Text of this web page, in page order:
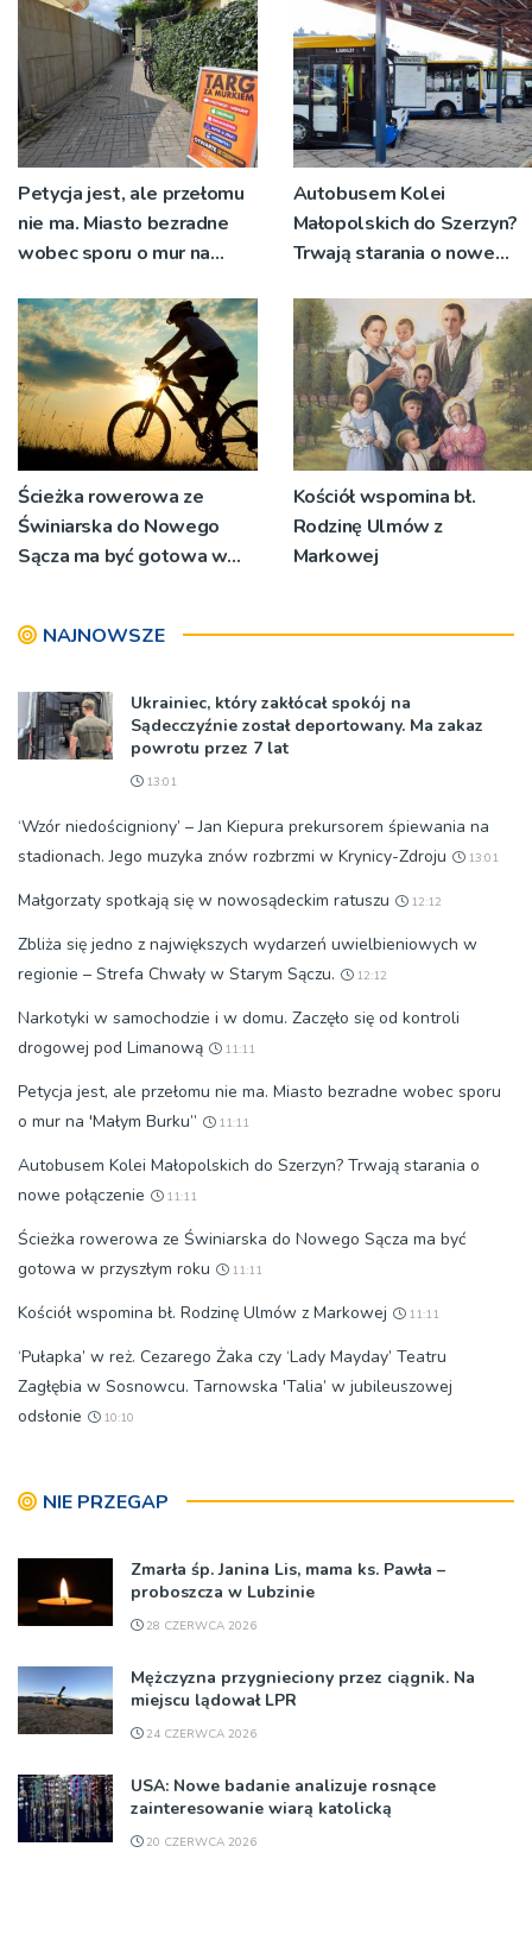
Starym Sączu.
Petycja jest, ale przełomu
nie ma. Miasto bezradne
wobec sporu o mur na
Autobusem Kolei
Małopolskich do Szerzyn?
Trwają starania o nowe
Ścieżka rowerowa ze
Świniarska do Nowego
Sącza ma być gotowa w
Kościół wspomina bł.
Rodzinę Ulmów z
Markowej
NAJNOWSZE
Ukrainiec, który zakłócał spokój na
Sądecczyźnie został deportowany. Ma zakaz
powrotu przez 7 lat
13:01
‘Wzór niedościgniony’ – Jan Kiepura prekursorem śpiewania na
stadionach. Jego muzyka znów rozbrzmi w Krynicy-Zdroju
13:01
Małgorzaty spotkają się w nowosądeckim ratuszu 12:12
Zbliża się jedno z największych wydarzeń uwielbieniowych w
regionie – Strefa Chwały w Starym Sączu.
12:12
Narkotyki w samochodzie i w domu. Zaczęło się od kontroli
drogowej pod Limanową
11:11
Petycja jest, ale przełomu nie ma. Miasto bezradne wobec sporu
o mur na 'Małym Burku”
11:11
Autobusem Kolei Małopolskich do Szerzyn? Trwają starania o
nowe połączenie
11:11
Ścieżka rowerowa ze Świniarska do Nowego Sącza ma być
gotowa w przyszłym roku
11:11
Kościół wspomina bł. Rodzinę Ulmów z Markowej 11:11
‘Pułapka’ w reż. Cezarego Żaka czy ‘Lady Mayday’ Teatru
Zagłębia w Sosnowcu. Tarnowska 'Talia’ w jubileuszowej
odsłonie
10:10
NIE PRZEGAP
Zmarła śp. Janina Lis, mama ks. Pawła –
proboszcza w Lubzinie
28 CZERWCA 2026
Mężczyzna przygnieciony przez ciągnik. Na
miejscu lądował LPR
24 CZERWCA 2026
USA: Nowe badanie analizuje rosnące
zainteresowanie wiarą katolicką
20 CZERWCA 2026